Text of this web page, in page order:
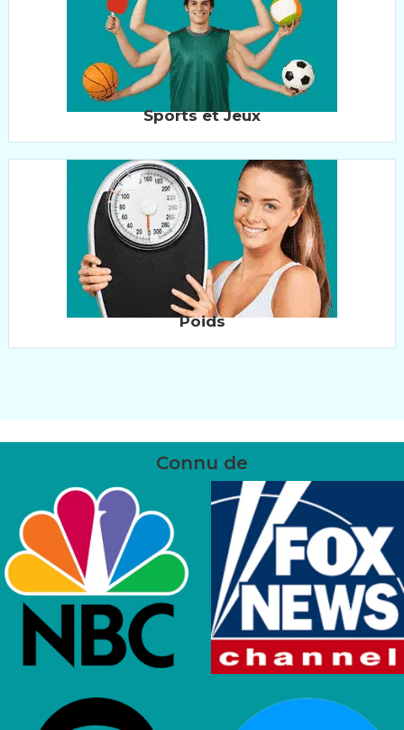
Sports et Jeux
Poids
Connu de